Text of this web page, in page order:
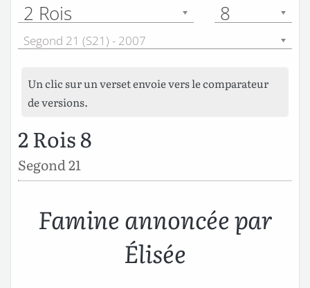
2 Rois 8
Segond 21 (S21) - 2007
Un clic sur un verset envoie vers le comparateur
de versions.
2 Rois 8
Segond 21
Famine annoncée par
Élisée